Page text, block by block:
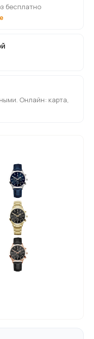
бесплатно
Онлайн: карта,